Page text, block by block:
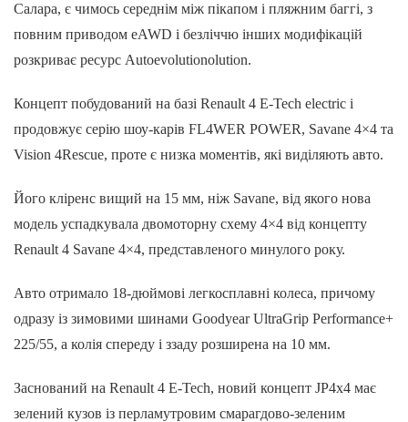
Салара, є чимось середнім між пікапом і пляжним баггі, з
повним приводом eAWD і безліччю інших модифікацій
розкриває ресурс Аutoevolutionolution.
Концепт побудований на базі Renault 4 E-Tech electric і
продовжує серію шоу-карів FL4WER POWER, Savane 4×4 та
Vision 4Rescue, проте є низка моментів, які виділяють авто.
Його кліренс вищий на 15 мм, ніж Savane, від якого нова
модель успадкувала двомоторну схему 4×4 від концепту
Renault 4 Savane 4×4, представленого минулого року.
Авто отримало 18-дюймові легкосплавні колеса, причому
одразу із зимовими шинами Goodyear UltraGrip Performance+
225/55, а колія спереду і ззаду розширена на 10 мм.
Заснований на Renault 4 E-Tech, новий концепт JP4x4 має
зелений кузов із перламутровим смарагдово-зеленим